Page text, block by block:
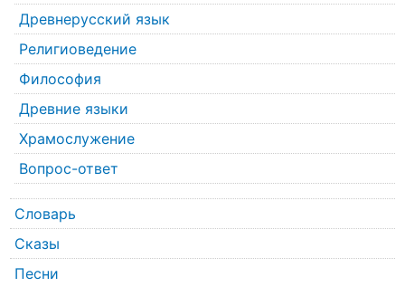
Древнерусский язык
Религиоведение
Философия
Древние языки
Храмослужение
Вопрос-ответ
Словарь
Сказы
Песни